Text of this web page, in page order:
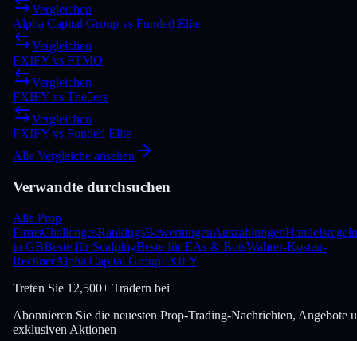
Vergleichen
Alpha Capital Group vs Funded Elite
Vergleichen
FXIFY vs FTMO
Vergleichen
FXIFY vs The5ers
Vergleichen
FXIFY vs Funded Elite
Alle Vergleiche ansehen
Verwandte durchsuchen
Alle Prop
FirmsChallengesRankingsBewertungenAuszahlungenHandelsregeln
in GBBeste für ScalpingBeste für EAs & BotsWahrer-Kosten-
RechnerAlpha Capital GroupFXIFY
Treten Sie 12,500+ Tradern bei
Abonnieren Sie die neuesten Prop-Trading-Nachrichten, Angebote
exklusiven Aktionen